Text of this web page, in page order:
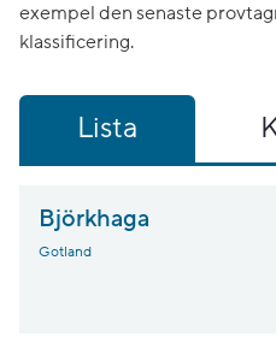
exempel den senaste
klassificering.
Lista
Björkhaga
Gotland